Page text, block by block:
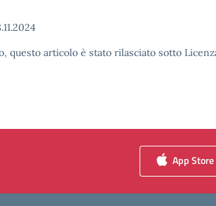
questo articolo è stato rilasciato sotto
App Store